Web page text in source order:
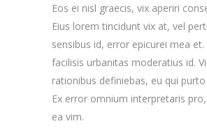
Eos ei nisl graecis, vix aperiri
Eius lorem tincidunt vix at, vel
sensibus id, error epicurei mea et.
facilisis urbanitas moderatius id.
rationibus definiebas, eu qui
Ex error omnium interpretaris
ea vim.